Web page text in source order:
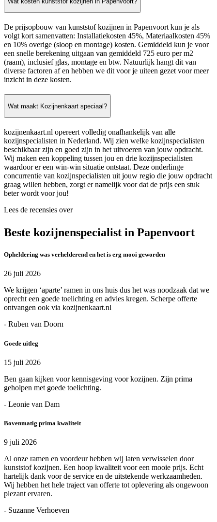
De prijsopbouw van kunststof kozijnen in Papenvoort kun je als
volgt kort samenvatten: Installatiekosten 45%, Materiaalkosten 45%
en 10% overige (sloop en montage) kosten. Gemiddeld kun je voor
een snelle berekening uitgaan van gemiddeld 725 euro per m2
(raam), inclusief glas, montage en btw. Natuurlijk hangt dit van
diverse factoren af en hebben we dit voor je uiteen gezet voor meer
inzicht in deze kosten.
Wat maakt Kozijnenkaart speciaal?
kozijnenkaart.nl opereert volledig onafhankelijk van alle
kozijnspecialisten in Nederland. Wij zien welke kozijnspecialisten
beschikbaar zijn en goed zijn in het uitvoeren van jouw opdracht.
Wij maken een koppeling tussen jou en drie kozijnspecialisten
waardoor er een win-win situatie ontstaat. Deze onderlinge
concurrentie van kozijnspecialisten uit jouw regio die jouw opdracht
graag willen hebben, zorgt er namelijk voor dat de prijs een stuk
beter wordt voor jou!
Lees de recensies over
Beste kozijnenspecialist in Papenvoort
Opheldering was verhelderend en het is erg mooi geworden
26 juli 2026
We krijgen ‘aparte’ ramen in ons huis dus het was noodzaak dat we
oprecht een goede toelichting en advies kregen. Scherpe offerte
ontvangen ook via kozijnenkaart.nl
- Ruben van Doorn
Goede uitleg
15 juli 2026
Ben gaan kijken voor kennisgeving voor kozijnen. Zijn prima
geholpen met goede toelichting.
- Leonie van Dam
Bovenmatig prima kwaliteit
9 juli 2026
Al onze ramen en voordeur hebben wij laten verwisselen door
kunststof kozijnen. Een hoop kwaliteit voor een mooie prijs. Echt
hartelijk dank voor de service en de uitstekende werkzaamheden.
Wij hebben het hele traject van offerte tot oplevering als ongewoon
plezant ervaren.
- Suzanne Verhoeven